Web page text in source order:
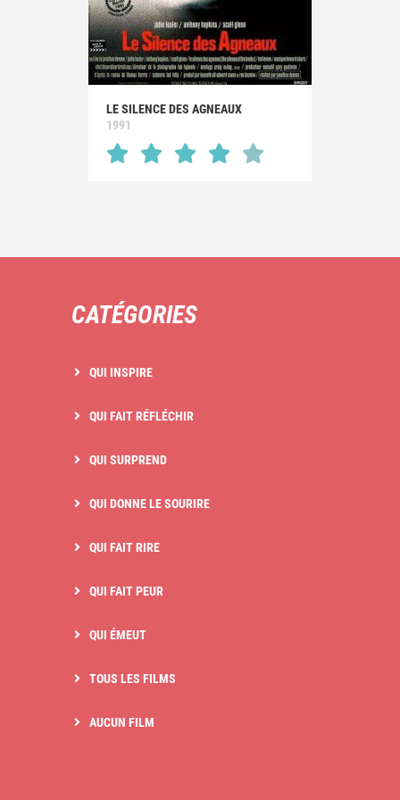
LE SILENCE DES AGNEAUX
1991
CATÉGORIES
QUI INSPIRE
QUI FAIT RÉFLÉCHIR
QUI SURPREND
QUI DONNE LE SOURIRE
QUI FAIT RIRE
QUI FAIT PEUR
QUI ÉMEUT
TOUS LES FILMS
AUCUN FILM